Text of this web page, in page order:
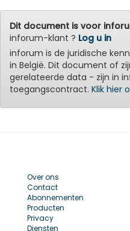
Dit document is voor
inforum-klant ? Log u in
inforum is de juridische
in België. Dit document of
gerelateerde data - zijn in
toegangscontract. Klik hier
Over ons
Contact
Abonnementen
Producten
Privacy
Diensten